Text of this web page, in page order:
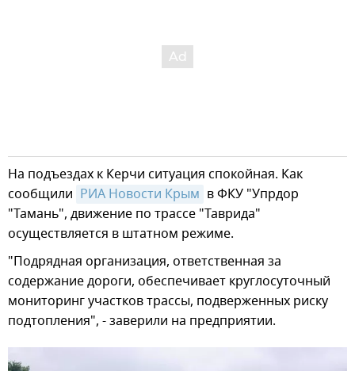
На подъездах к Керчи ситуация спокойная. Как
сообщили РИА Новости Крым в ФКУ "Упрдор
"Тамань", движение по трассе "Таврида"
осуществляется в штатном режиме.
"Подрядная организация, ответственная за
содержание дороги, обеспечивает круглосуточный
мониторинг участков трассы, подверженных риску
подтопления", - заверили на предприятии.